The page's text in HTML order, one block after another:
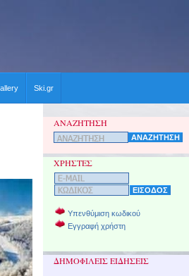
Ski.gr
ΑΝΑΖΗΤΗΣΗ
ΧΡΗΣΤΕΣ
Υπενθύμιση κωδικού
Εγγραφή χρήστη
ΔΗΜΟΦΙΛΕΙΣ ΕΙΔΗΣΕΙΣ